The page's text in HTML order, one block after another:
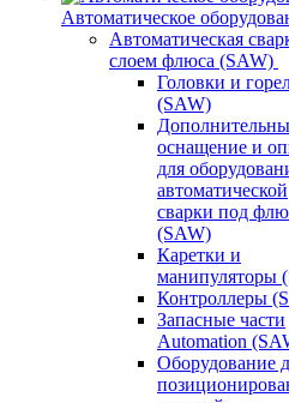
Автоматическое
Автоматическая
слоем флюса (SAW)
Головки и
(SAW)
оснащение и
для
автоматической
сварки под
(SAW)
Каретки и
манипуляторы
Контроллеры
Запасные части
Automation
Оборудование